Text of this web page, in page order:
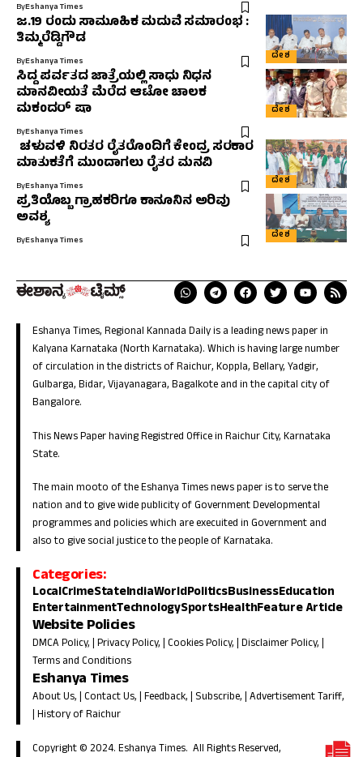
ByEshanya Times
ದೇಶ
ಜ.19 ರಂದು ಸಾಮೂಹಿಕ ಮದುವೆ ಸಮಾರಂಭ :
ತಿಮ್ಮರೆಡ್ಡಿಗೌಡ
ByEshanya Times
ದೇಶ
ಸಿದ್ದ ಪರ್ವತದ ಜಾತ್ರೆಯಲ್ಲಿ ಸಾಧು ನಿಧನ
ಮಾನವೀಯತೆ ಮೆರೆದ ಆಟೋ ಚಾಲಕ
ಮಕಂದರ್ ಷಾ
ByEshanya Times
ದೇಶ
ಚಳುವಳಿ ನಿರತರ ರೈತರೊಂದಿಗೆ ಕೇಂದ್ರ ಸರಕಾರ
ಮಾತುಕತೆಗೆ ಮುಂದಾಗಲು ರೈತರ ಮನವಿ
ByEshanya Times
ದೇಶ
ಪ್ರತಿಯೊಬ್ಬ ಗ್ರಾಹಕರಿಗೂ ಕಾನೂನಿನ ಅರಿವು
ಅವಶ್ಯ
ByEshanya Times
Eshanya Times, Regional Kannada Daily is a leading news paper in
Kalyana Karnataka (North Karnataka). Which is having large number
of circulation in the districts of Raichur, Koppla, Bellary, Yadgir,
Gulbarga, Bidar, Vijayanagara, Bagalkote and in the capital city of
Bangalore.
This News Paper having Registred Office in Raichur City, Karnataka
State.
The main mooto of the Eshanya Times news paper is to serve the
nation and to give wide publicity of Government Developmental
programmes and policies which are execuited in Government and
also to give social justice to the people of Karnataka.
Categories:
LocalCrimeStateIndiaWorldPoliticsBusinessEducation
EntertainmentTechnologySportsHealthFeature Article
Website Policies
DMCA Policy, |Privacy Policy, |Cookies Policy, |Disclaimer Policy, |
Terms and Conditions
Eshanya Times
About Us, |Contact Us, |Feedback, | Subscribe, |Advertisement Tariff,
|History of Raichur
Copyright © 2024. Eshanya Times. All Rights Reserved,